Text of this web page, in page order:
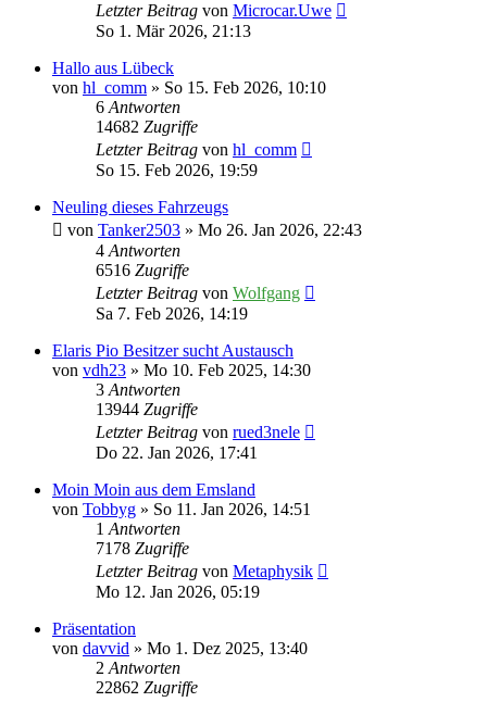
Letzter Beitrag von Microcar.Uwe
So 1. Mär 2026, 21:13
Hallo aus Lübeck
von hl_comm » So 15. Feb 2026, 10:10
6Antworten
14682 Zugriffe
Letzter Beitrag von hl_comm
So 15. Feb 2026, 19:59
Neuling dieses Fahrzeugs
von Tanker2503 » Mo 26. Jan 2026, 22:43
4Antworten
6516 Zugriffe
Letzter Beitrag von Wolfgang
Sa 7. Feb 2026, 14:19
Elaris Pio Besitzer sucht Austausch
von vdh23 » Mo 10. Feb 2025, 14:30
3Antworten
13944 Zugriffe
Letzter Beitrag von rued3nele
Do 22. Jan 2026, 17:41
Moin Moin aus dem Emsland
von Tobbyg » So 11. Jan 2026, 14:51
1Antworten
7178 Zugriffe
Letzter Beitrag von Metaphysik
Mo 12. Jan 2026, 05:19
Präsentation
von davvid » Mo 1. Dez 2025, 13:40
2Antworten
22862 Zugriffe